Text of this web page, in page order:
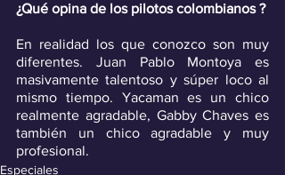
¿Qué opina de los pilotos colombianos ?
En realidad los que conozco son muy
diferentes. Juan Pablo Montoya es
masivamente talentoso y súper loco al
mismo tiempo. Yacaman es un chico
realmente agradable, Gabby Chaves es
también un chico agradable y muy
profesional.
Especiales